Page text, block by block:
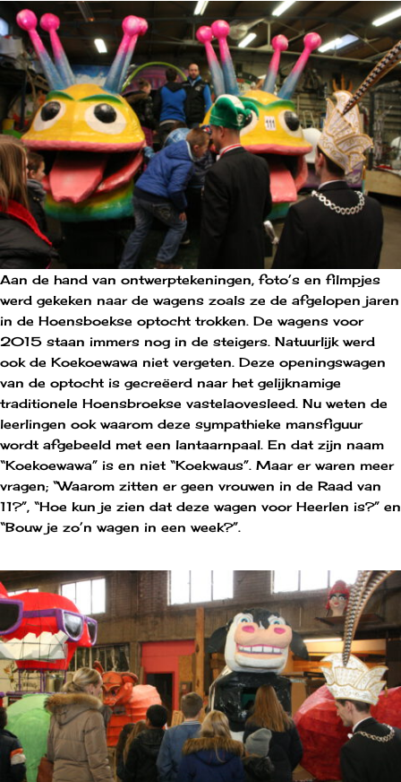
Aan de hand van ontwerptekeningen, foto’s en filmpjes
werd gekeken naar de wagens zoals ze de afgelopen jaren
in de Hoensboekse optocht trokken. De wagens voor
2015 staan immers nog in de steigers. Natuurlijk werd
ook de Koekoewawa niet vergeten. Deze openingswagen
van de optocht is gecreëerd naar het gelijknamige
traditionele Hoensbroekse vastelaovesleed. Nu weten de
leerlingen ook waarom deze sympathieke mansfiguur
wordt afgebeeld met een lantaarnpaal. En dat zijn naam
“Koekoewawa” is en niet “Koekwaus”. Maar er waren meer
vragen; “Waarom zitten er geen vrouwen in de Raad van
11?”, “Hoe kun je zien dat deze wagen voor Heerlen is?” en
“Bouw je zo’n wagen in een week?”.